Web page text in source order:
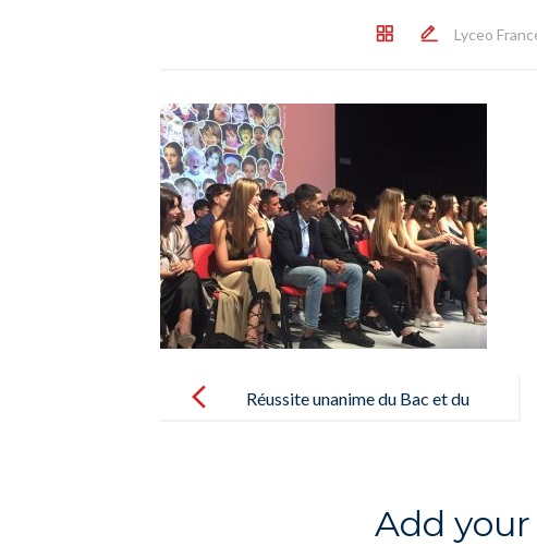
Lyceo
navigation
Réussite unanime du Bac et du
Add